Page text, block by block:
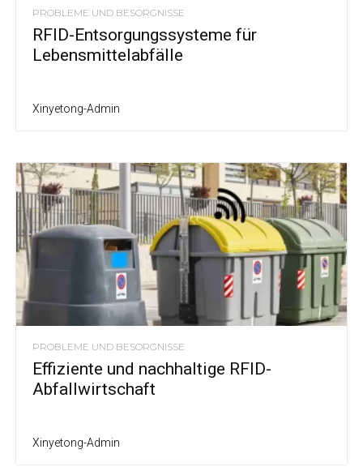
PROBLEME UND BESORGNISSE
RFID-Entsorgungssysteme für
Lebensmittelabfälle
Xinyetong-Admin
PROBLEME UND BESORGNISSE
Effiziente und nachhaltige RFID-
Abfallwirtschaft
Xinyetong-Admin